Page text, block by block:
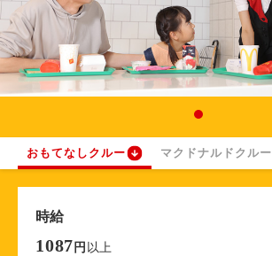
おもてなしクルー マクドナルドクルー
時給
1087 円 以上